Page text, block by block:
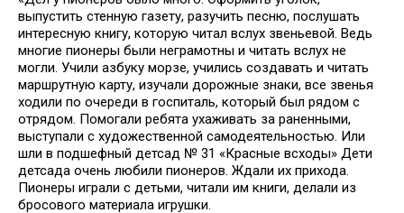
выпустить стенную газету, разучить песню, послушать
интересную книгу, которую читал вслух звеньевой. Ведь
многие пионеры были неграмотны и читать вслух не
могли. Учили азбуку морзе, учились создавать и читать
маршрутную карту, изучали дорожные знаки, все звенья
ходили по очереди в госпиталь, который был рядом с
отрядом. Помогали ребята ухаживать за раненными,
выступали с художественной самодеятельностью. Или
шли в подшефный детсад № 31 «Красные всходы» Дети
детсада очень любили пионеров. Ждали их прихода.
Пионеры играли с детьми, читали им книги, делали из
бросового материала игрушки.